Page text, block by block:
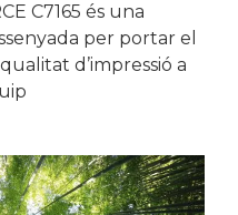
C7165 és una
per portar el
d’impressió a